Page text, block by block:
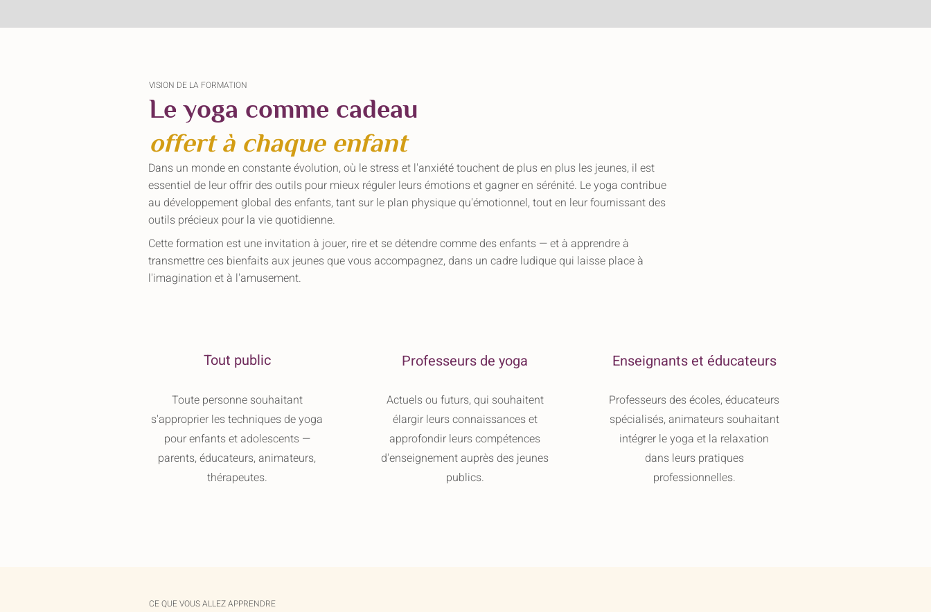
VISION DE LA FORMATION
Le yoga comme cadeau
offert à chaque enfant
Dans un monde en constante évolution, où le stress et l'anxiété touchent de plus en plus les jeunes, il est
essentiel de leur offrir des outils pour mieux réguler leurs émotions et gagner en sérénité. Le yoga contribue
au développement global des enfants, tant sur le plan physique qu'émotionnel, tout en leur fournissant des
outils précieux pour la vie quotidienne.
Cette formation est une invitation à jouer, rire et se détendre comme des enfants — et à apprendre à
transmettre ces bienfaits aux jeunes que vous accompagnez, dans un cadre ludique qui laisse place à
l'imagination et à l'amusement.
Tout public
Toute personne souhaitant
s'approprier les techniques de yoga
pour enfants et adolescents —
parents, éducateurs, animateurs,
thérapeutes.
Professeurs de yoga
Actuels ou futurs, qui souhaitent
élargir leurs connaissances et
approfondir leurs compétences
d'enseignement auprès des jeunes
publics.
Enseignants et éducateurs
Professeurs des écoles, éducateurs
spécialisés, animateurs souhaitant
intégrer le yoga et la relaxation
dans leurs pratiques
professionnelles.
CE QUE VOUS ALLEZ APPRENDRE